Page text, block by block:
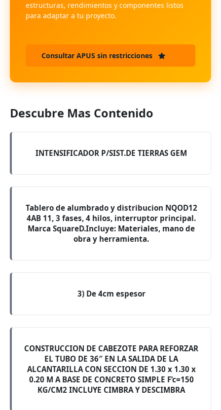
estructuras, rendimientos y componentes listos
para adaptar a tu proyecto.
Consultar APUS sin restricciones
Descubre Mas Contenido
INTENSIFICADOR P/SIST.DE TIERRAS GEM
Tablero de alumbrado y distribucion NQOD12
4AB 11, 3 fases, 4 hilos, interruptor principal.
Marca SquareD.Incluye: Materiales, mano de
obra y herramienta.
3) De 4cm espesor
CONSTRUCCION DE CABEZOTE PARA REFORZAR
EL TUBO DE 36″ EN LA SALIDA DE LA
ALCANTARILLA CON SECCION DE 1.30 x 1.30 x
0.20 M A BASE DE CONCRETO SIMPLE F’c=150
KG/CM2 INCLUYE CIMBRA Y DESCIMBRA